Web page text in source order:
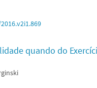
quando do